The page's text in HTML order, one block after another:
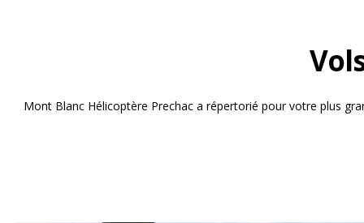
Mont Blanc Hélicoptère Prechac a répertorié pour votre plus